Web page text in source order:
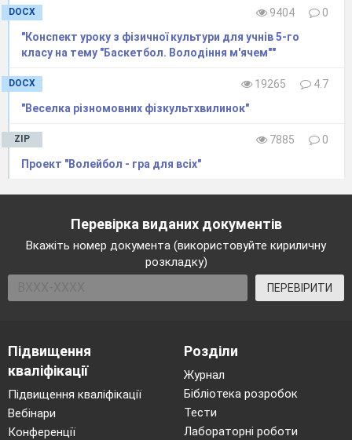
баз, щоб запобігти їм
забивати.
Аути (вибування)
DOCX 9404
0
"Конспект уроку з фізичної культури для учнів 5-го
класу на тему "Баскетбол. Володіння м'ячем""
DOCX 19265
4.7
"Веселка різномовних фізкультхвилинок"
ZIP 7885
0
Проект "Волейбол - гра для всіх"
Перевірка виданих документів
Вкажіть номер документа (використовуйте кириличну
розкладку)
ПЕРЕВІРИТИ
Підвищення
кваліфікації
Підвищення кваліфікації
Вебінари
Конференції
Розділи
Журнал
Бібліотека розробок
Тести
Лабораторні роботи